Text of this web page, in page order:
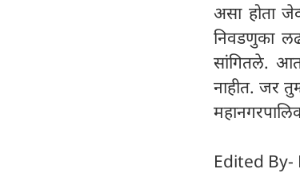
असा होता
निवडणुका
सांगितले.
नाहीत. जर
Edited